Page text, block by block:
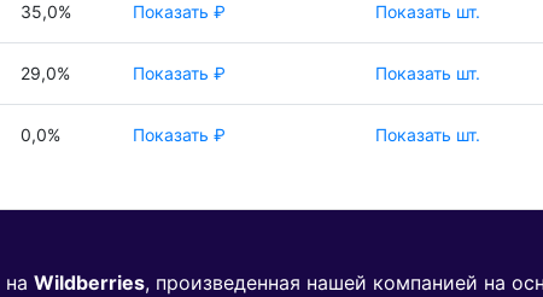
35,0% Показать ₽ Показать шт.
29,0% Показать ₽ Показать шт.
0,0% Показать ₽ Показать шт.
на Wildberries, произведенная нашей компанией на